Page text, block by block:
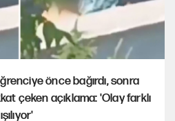
önce bağırdı, sonra
çeken açıklama: 'Olay farklı